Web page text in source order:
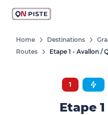
Home Destinations
Routes
1
Etape